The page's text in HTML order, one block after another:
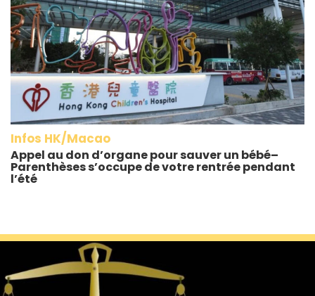
Infos HK/Macao
Appel au don d’organe pour sauver un bébé–
Parenthèses s’occupe de votre rentrée pendant
l’été